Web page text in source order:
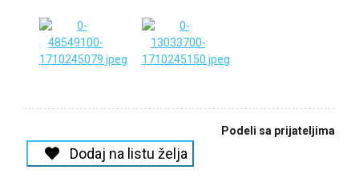
Podeli sa prijateljima
Dodaj na listu želja